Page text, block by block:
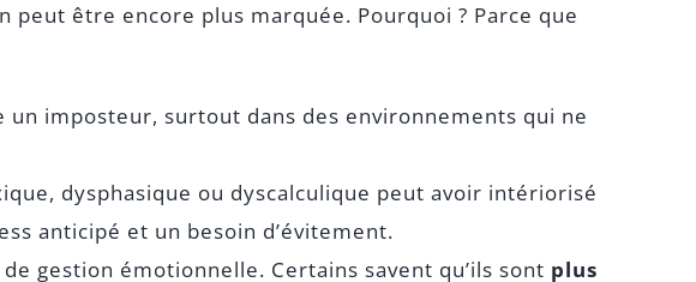
peut être encore plus marquée. Pourquoi ? Parce que
un imposteur, surtout dans des environnements qui ne
dysphasique ou dyscalculique peut avoir intériorisé
anticipé et un besoin d’évitement.
gestion émotionnelle. Certains savent qu’ils sont plus